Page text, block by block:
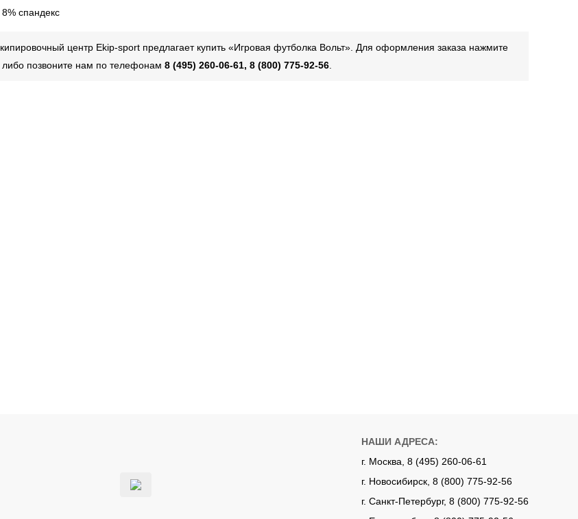
спандекс
центр Ekip-sport предлагает купить «Игровая футболка Вольт». Для оформления заказа нажмите
либо позвоните нам по телефонам 8 (495) 260-06-61, 8 (800) 775-92-56
НАШИ АДРЕСА:
г. Москва, 8 (495) 260-06-61
г. Новосибирск, 8 (800) 775-92-56
г. Санкт-Петербург, 8 (800) 775-92-56